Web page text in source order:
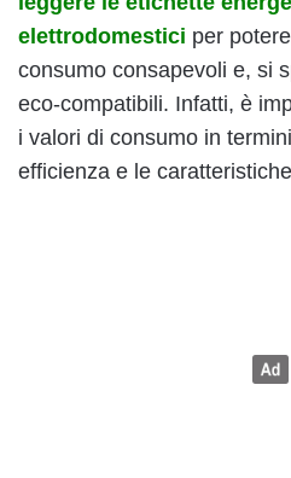
elettrodomestici per
consumo consapevoli e, si
eco-compatibili. Infatti, è
i valori di consumo in
efficienza e le